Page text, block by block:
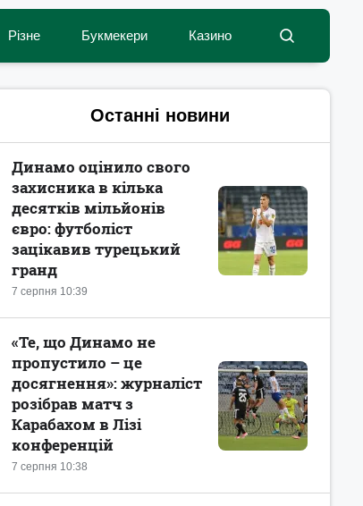
Різне Букмекери Казино
Останні новини
7 серпня 10:39
Динамо оцінило свого
захисника в кілька
десятків мільйонів
євро: футболіст
зацікавив турецький
гранд
7 серпня 10:38
«Те, що Динамо не
пропустило – це
досягнення»: журналіст
розібрав матч з
Карабахом в Лізі
конференцій